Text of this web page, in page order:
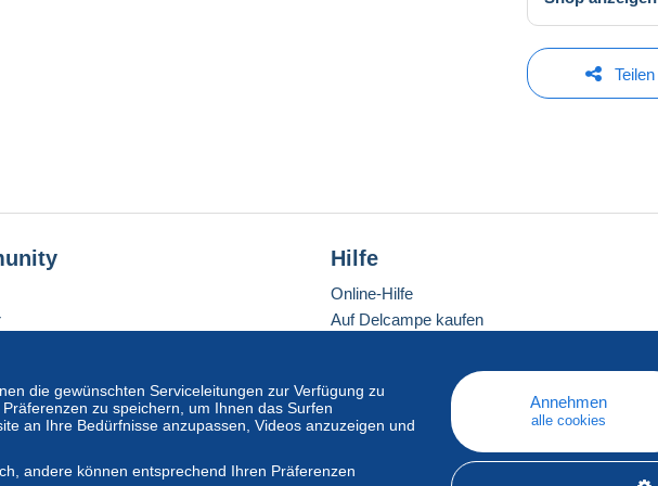
Teilen
die gewünschten Serviceleitungen zur Verfügung zu
zu speichern, um Ihnen das Surfen
an Ihre Bedürfnisse anzupassen, Videos anzuzeigen und
andere können entsprechend Ihren Präferenzen
Annehmen
alle cookies
Hilfe
Online-Hilfe
Auf Delcampe kaufen
Eine sichere Website